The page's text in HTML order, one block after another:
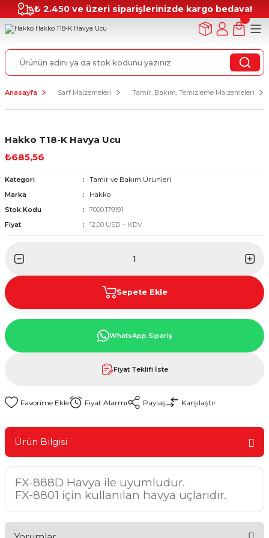
₺ 2.450 ve üzeri siparişlerinizde kargo bedava!
Anasayfa Sarf Malzemeleri Tamir, Bakım, Temizleme Malzemeleri
Hakko T18-K Havya Ucu
₺685,56
Kategori
Tamir ve Bakım Ürünleri
Marka
Hakko
Stok Kodu
7000.179191
Fiyat
12,00 USD + KDV
Sepete Ekle
WhatsApp Sipariş
Fiyat Teklifi İste
Fiyat Alarmı Paylaş Karşılaştır
Ürün Bilgisi
FX-888D Havya ile uyumludur.
FX-8801 için kullanılan havya uçlarıdır.